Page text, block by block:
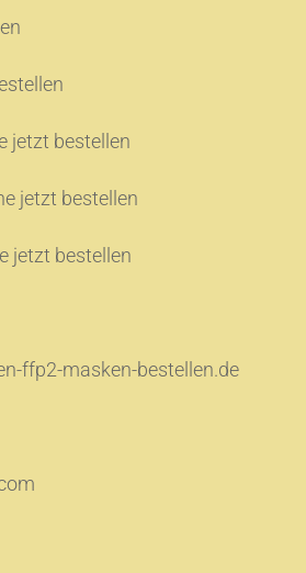
jetzt bestellen
jetzt bestellen
jetzt bestellen
ffp2-masken-bestellen.de